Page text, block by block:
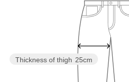
Thickness of thigh 25cm